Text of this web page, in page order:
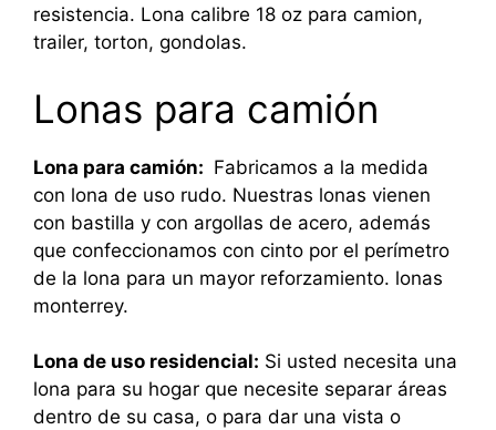
resistencia. Lona calibre 18 oz para camion,
trailer, torton, gondolas.
Lonas para camión
Lona para camión: Fabricamos a la medida
con lona de uso rudo. Nuestras lonas vienen
con bastilla y con argollas de acero, además
que confeccionamos con cinto por el perímetro
de la lona para un mayor reforzamiento. lonas
monterrey.
Lona de uso residencial: Si usted necesita una
lona para su hogar que necesite separar áreas
dentro de su casa, o para dar una vista o